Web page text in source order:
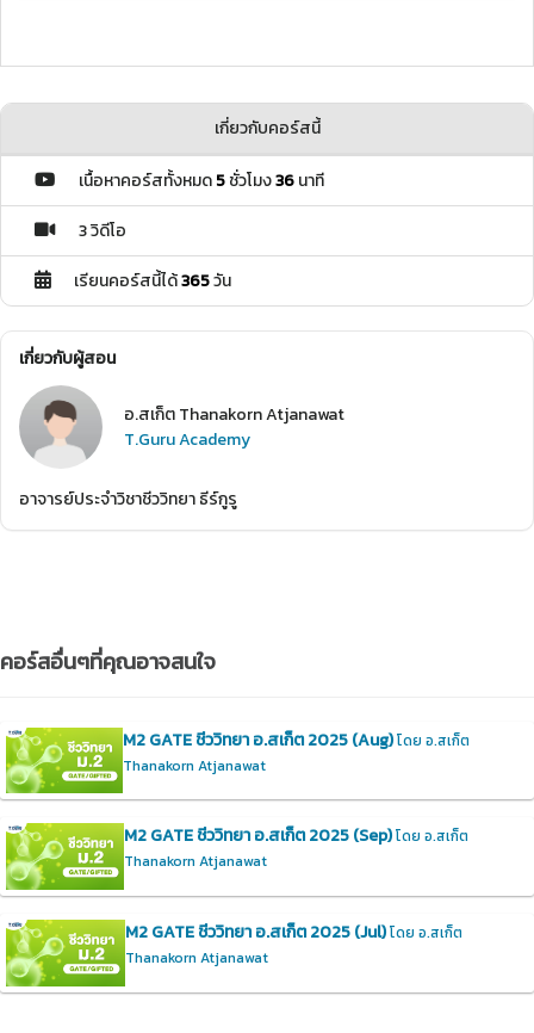
เกี่ยวกับคอร์สนี้
เนื้อหาคอร์สทั้งหมด5ชั่วโมง36นาที
3 วิดีโอ
เรียนคอร์สนี้ได้365วัน
เกี่ยวกับผู้สอน
อ.สเก็ต Thanakorn Atjanawat
T.Guru Academy
อาจารย์ประจำวิชาชีววิทยา ธีร์กูรู
คอร์สอื่นๆที่คุณอาจสนใจ
M2 GATE ชีววิทยา อ.สเก็ต 2025 (Aug)โดย อ.สเก็ต
Thanakorn Atjanawat
M2 GATE ชีววิทยา อ.สเก็ต 2025 (Sep)โดย อ.สเก็ต
Thanakorn Atjanawat
M2 GATE ชีววิทยา อ.สเก็ต 2025 (Jul)โดย อ.สเก็ต
Thanakorn Atjanawat